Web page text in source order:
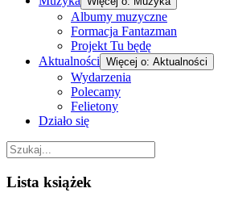
Albumy muzyczne
Formacja Fantazman
Projekt Tu będę
Aktualności Więcej o: Aktualności
Wydarzenia
Polecamy
Felietony
Działo się
Lista książek